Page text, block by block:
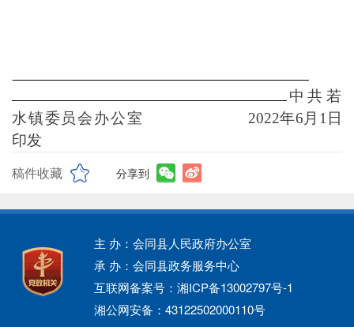
中共若
水镇委员会办公室
2022年6 月 1 日
印发
稿件收藏 分享到
主 办：会同县人民政府办公室
承 办：会同县政务服务中心
互联网备案号：湘ICP备13002797号-1
湘公网安备：43122502000110号